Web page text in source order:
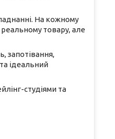
На кожному
товару, але
запотівання,
ідеальний
студіями та